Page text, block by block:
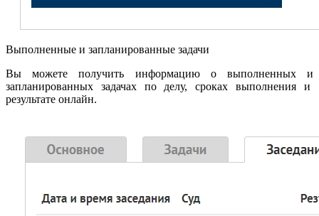
Выполненные и запланированные задачи
Вы можете получить информацию о выполненных и
запланированных задачах по делу, сроках выполнения и
результате онлайн.